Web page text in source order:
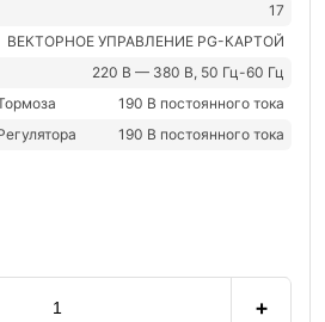
17
ВЕКТОРНОЕ УПРАВЛЕНИЕ PG-КАРТОЙ
220 В — 380 В, 50 Гц-60 Гц
190 В постоянного тока
190 В постоянного тока
+